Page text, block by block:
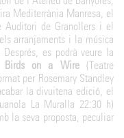
Mediterrània Manresa, el
Auditori de Granollers i el
arranjaments i la música
es podrà veure la
Birds on a Wire(Teatre
per Rosemary Standley
la divuitena edició, el
La Muralla 22:30 h)
la seva proposta, peculiar